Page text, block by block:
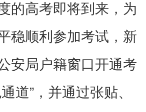
的高考即将到来，为
稳顺利参加考试，新
安局户籍窗口开通考
道”，并通过张贴、